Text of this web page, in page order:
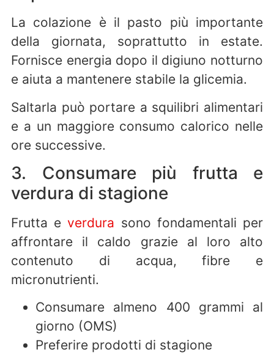
La colazione è il pasto più importante
della giornata, soprattutto in estate.
Fornisce energia dopo il digiuno notturno
e aiuta a mantenere stabile la glicemia.
Saltarla può portare a squilibri alimentari
e a un maggiore consumo calorico nelle
ore successive.
3. Consumare più frutta e
verdura di stagione
Frutta everdura sono fondamentali per
affrontare il caldo grazie al loro alto
contenuto di acqua, fibre e
micronutrienti.
Consumare almeno 400 grammi al
giorno (OMS)
Preferire prodotti di stagione